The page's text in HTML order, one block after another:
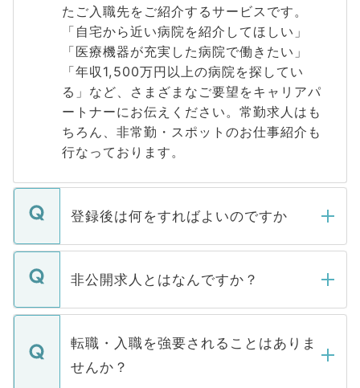
たご入職先をご紹介するサービスです。
「自宅から近い病院を紹介してほしい」
「医療機器が充実した病院で働きたい」
「年収1,500万円以上の病院を探してい
る」など、さまざまなご要望をキャリアパ
ートナーにお伝えください。常勤求人はも
ちろん、非常勤・スポットのお仕事紹介も
行なっております。
登録後は何をすればよいのですか
ご登録いただきましたら、弊社担当者がご
登録内容を確認し、その後メールもしくは
ます。通常、5営業日以内にはご連絡をせて
いただきますので、しばらくお待ちくださ
い。
非公開求人とはなんですか？
マイナビDOCTORで取り扱っている求人の
うち約3割は、Webサイトからご覧いただ
けない「非公開求人」です。非公開求人は
下記の理由によって、一般には公開してい
転職・入職を強要されることはありま
せんか？